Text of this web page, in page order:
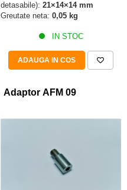
detasabile): 21×14×14 mm
Greutate neta: 0,05 kg
IN STOC
ADAUGA IN COS
Adaptor AFM 09